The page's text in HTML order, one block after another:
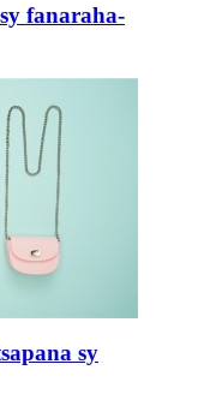
fanaraha-
sy